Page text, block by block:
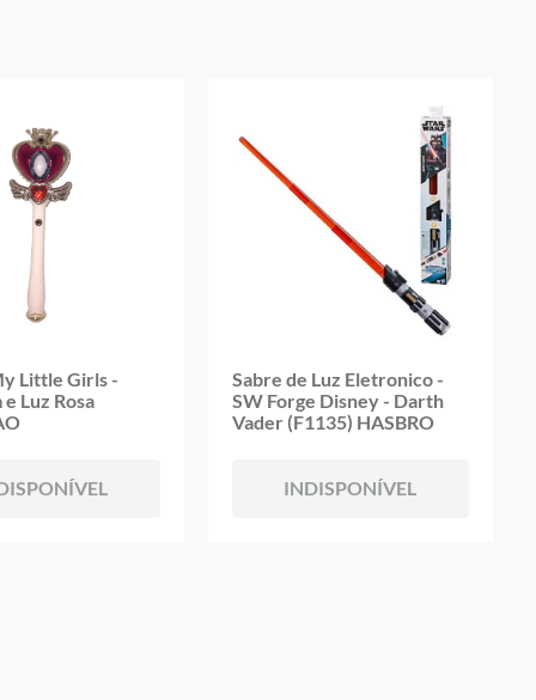
Little Girls -
e Luz Rosa
Sabre de Luz Eletronico -
SW Forge Disney - Darth
Vader (F1135) HASBRO
INDISPONÍVEL